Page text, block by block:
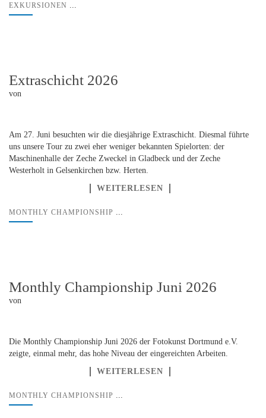
EXKURSIONEN ...
Extraschicht 2026
von
Am 27. Juni besuchten wir die diesjährige Extraschicht. Diesmal führte
uns unsere Tour zu zwei eher weniger bekannten Spielorten: der
Maschinenhalle der Zeche Zweckel in Gladbeck und der Zeche
Westerholt in Gelsenkirchen bzw. Herten.
WEITERLESEN
MONTHLY CHAMPIONSHIP ...
Monthly Championship Juni 2026
von
Die Monthly Championship Juni 2026 der Fotokunst Dortmund e.V.
zeigte, einmal mehr, das hohe Niveau der eingereichten Arbeiten.
WEITERLESEN
MONTHLY CHAMPIONSHIP ...